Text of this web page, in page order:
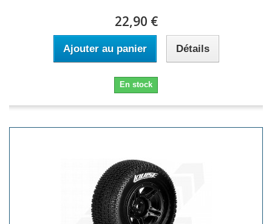
22,90 €
Ajouter au panier Détails
En stock